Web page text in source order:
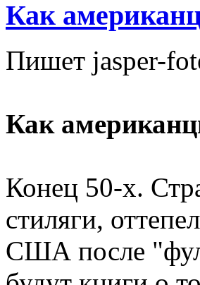
Как
Пишет jasper-
Как
Конец 50-х.
стиляги,
США после